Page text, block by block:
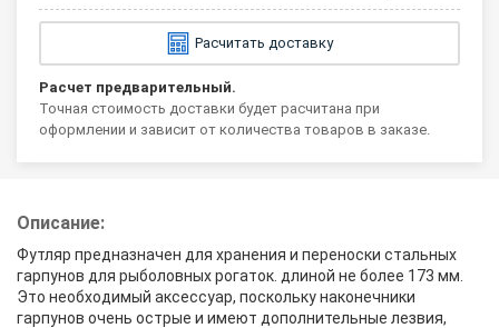
Расчитать доставку
Расчет предварительный.
Точная стоимость доставки будет расчитана при
оформлении и зависит от количества товаров в заказе.
Описание:
Футляр предназначен для хранения и переноски стальных
гарпунов для рыболовных рогаток. длиной не более 173 мм.
Это необходимый аксессуар, поскольку наконечники
гарпунов очень острые и имеют дополнительные лезвия,